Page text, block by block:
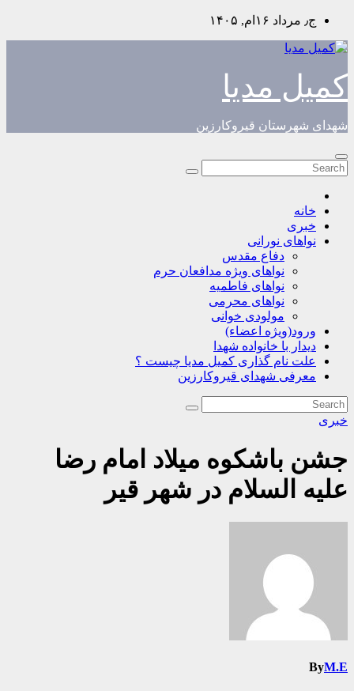
Skip
content
ج٫ مرداد ۱۶ام, ۱۴۰۵
کمیل مدیا
شهدای شهرستان قیروکارزین
خانه
خبری
نواهای نورانی
دفاع مقدس
نواهای ویژه مدافعان حرم
نواهای فاطمیه
نواهای محرمی
مولودی خوانی
ورود(ویژه اعضاء)
دیدار با خانواده شهدا
علت نام گذاری کمیل مدیا چیست ؟
معرفی شهدای قیروکارزین
خبری
جشن باشکوه میلاد امام رضا
علیه السلام در شهر قیر
ByM.E